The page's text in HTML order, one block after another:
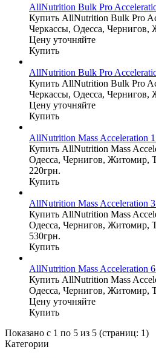
AllNutrition Bulk Pro
Купить AllNutrition Bulk Pro
Черкассы, Одесса,
Цену уточняйте
Купить
AllNutrition Bulk Pro
Купить AllNutrition Bulk Pro
Черкассы, Одесса,
Цену уточняйте
Купить
AllNutrition Mass Acceleration
Купить AllNutrition Mass
Одесса, Чернигов, Житомир,
220грн.
Купить
AllNutrition Mass Acceleration
Купить AllNutrition Mass
Одесса, Чернигов, Житомир,
530грн.
Купить
AllNutrition Mass Acceleration
Купить AllNutrition Mass
Одесса, Чернигов, Житомир,
Цену уточняйте
Купить
Показано с 1 по 5 из 5 (страниц: 1)
Категории